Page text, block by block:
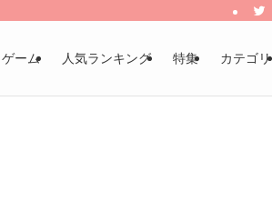
ーム 人気ランキング 特集 カテゴリ